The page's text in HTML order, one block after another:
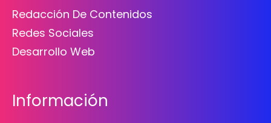
Redacción De Contenidos
Redes Sociales
Desarrollo Web
Información